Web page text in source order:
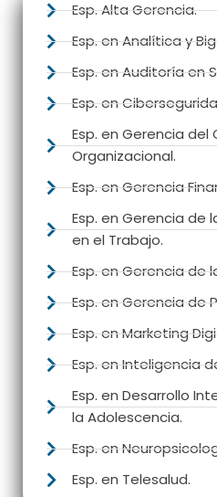
Esp. Alta Gerencia.
Esp. en Analítica y
Esp. en Auditoría en
Esp. en
Esp. en Gerencia
Organizacional.
Esp. en Gerencia
Esp. en Gerencia de
en el Trabajo.
Esp. en Gerencia de
Esp. en Gerencia de
Esp. en Marketing
Esp. en Inteligencia
Esp. en Desarrollo
la Adolescencia.
Esp. en
Esp. en Telesalud.